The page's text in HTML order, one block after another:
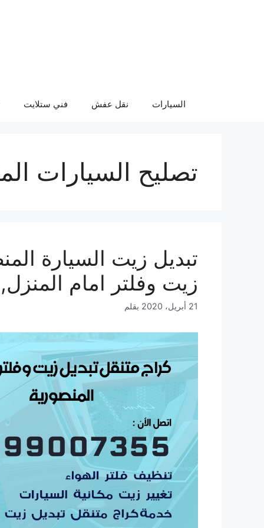
السيارات نقل عفش فني ستلايت
تصليح السيارات
زيت وفلتر امام
21 أبريل، 2020 بقلم